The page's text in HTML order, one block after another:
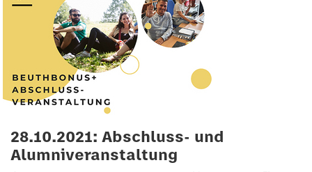
28.10.2021: Abschluss- und
Alumniveranstaltung